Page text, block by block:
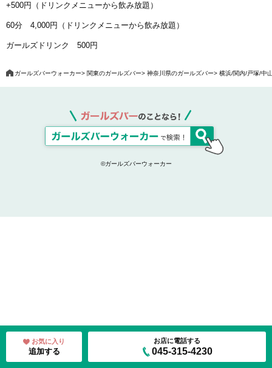
+500円（ドリンクメニューから飲み放題）
60分 4,000円（ドリンクメニューから飲み放題）
ガールズドリンク 500円
お気に入り
追加する
お店に電話する
045-315-4230
ガールズバーウォーカー 関東のガールズバー 神奈川県のガールズバー 横浜/関内/戸塚/中
©ガールズバーウォーカー